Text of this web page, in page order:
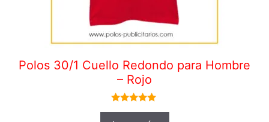
Polos 30/1 Cuello Redondo para Hombre
– Rojo